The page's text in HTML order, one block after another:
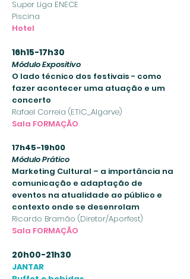
Super Liga ENECE
Piscina
Hotel
16h15-17h30
Módulo Expositivo
O lado técnico dos festivais - como
fazer acontecer uma atuação e um
concerto
Rafael Correia (ETIC_Algarve)
Sala FORMAÇÃO
17h45-19h00
Módulo Prático
Marketing Cultural – a importância na
comunicação e adaptação de
eventos na atualidade ao público e
contexto onde se desenrolam
Ricardo Bramão (Diretor/Aporfest)
Sala FORMAÇÃO
20h00-21h30
JANTAR